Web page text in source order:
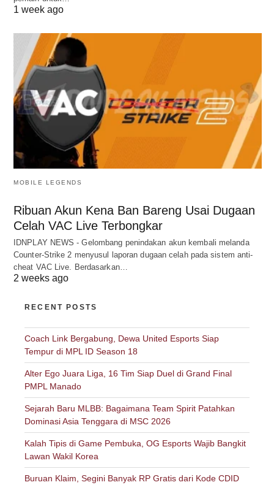
1 week ago
MOBILE LEGENDS
Ribuan Akun Kena Ban Bareng Usai Dugaan
Celah VAC Live Terbongkar
IDNPLAY NEWS - Gelombang penindakan akun kembali melanda
Counter-Strike 2 menyusul laporan dugaan celah pada sistem anti-
cheat VAC Live. Berdasarkan…
2 weeks ago
RECENT POSTS
Coach Link Bergabung, Dewa United Esports Siap
Tempur di MPL ID Season 18
Alter Ego Juara Liga, 16 Tim Siap Duel di Grand Final
PMPL Manado
Sejarah Baru MLBB: Bagaimana Team Spirit Patahkan
Dominasi Asia Tenggara di MSC 2026
Kalah Tipis di Game Pembuka, OG Esports Wajib Bangkit
Lawan Wakil Korea
Buruan Klaim, Segini Banyak RP Gratis dari Kode CDID